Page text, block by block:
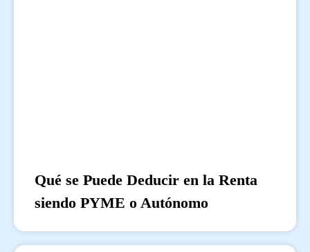
Qué se Puede Deducir en la Renta
siendo PYME o Autónomo